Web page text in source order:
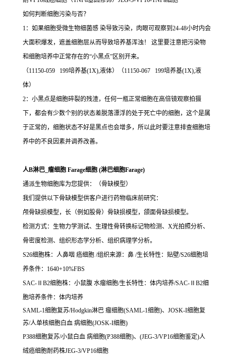
如何判断细胞污染与否？
1：如果细胞受微生物细菌感 染导致污染，肉眼可观察到24-48小时内会
大面积爆发，遮盖细胞层从而导致培养基浑浊！ 这里要注意把污染物
和细胞培养中正常存在的“小黑点”区别开来。
（11150-059 199培养基(1X),液体）（11150-067 199培养基(1X),液
体）
2：小黑点是细胞碎裂的残渣，任何一瓶正常细胞在高倍镜观察拍摄
下，都会有少数个别的状态差脱落漂浮的处于死亡中的细胞，这个是属
于正常的，细胞状态不好是黑点也会增多，所以此时要注意排查细胞培
养中的不良因素并调养改善。
人B淋巴_瘤细胞 Farage细胞 (淋巴细胞Farage)
通派生物细胞库为您提供：（骨缺模型）
我们提供以下骨缺模型供客户进行药物临床前研究：
颅骨缺损模型，长（例如股骨）骨缺损模型，颌面骨缺损模型。
检测方式：生物力学测试、生理性骨转换标记物检测、X光拍照分析、
骨密度检测、组织形态学分析、组织病理学分析。
S26细胞株：人鼻咽 癌细胞 /组织来源：鼻 /生长特性：贴壁/S26细胞培
养条件：1640+10%FBS
SAC-ⅡB2细胞株：小鼠腹 水瘤细胞/生长特性：体内培养/SAC-ⅡB2细
胞培养条件：体内培养
SAML-1细胞复苏/Hodgkin淋巴 瘤细胞(SAML-1细胞)、JOSK-I细胞复
苏/人单核细胞白血 病细胞(JOSK-I细胞)
P388细胞复苏/小鼠白血 病细胞(P388细胞)、(JEG-3/VP16细胞鉴定)人
绒癌细胞耐药株JEG-3/VP16细胞